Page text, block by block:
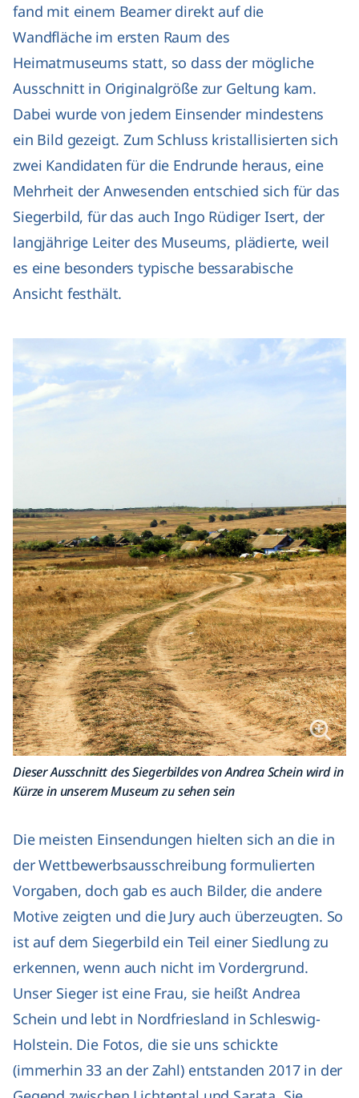
fand mit einem Beamer direkt auf die
Wandfläche im ersten Raum des
Heimatmuseums statt, so dass der mögliche
Ausschnitt in Originalgröße zur Geltung kam.
Dabei wurde von jedem Einsender mindestens
ein Bild gezeigt. Zum Schluss kristallisierten sich
zwei Kandidaten für die Endrunde heraus, eine
Mehrheit der Anwesenden entschied sich für das
Siegerbild, für das auch Ingo Rüdiger Isert, der
langjährige Leiter des Museums, plädierte, weil
es eine besonders typische bessarabische
Ansicht festhält.
Dieser Ausschnitt des Siegerbildes von Andrea Schein wird in
Kürze in unserem Museum zu sehen sein
Die meisten Einsendungen hielten sich an die in
der Wettbewerbsausschreibung formulierten
Vorgaben, doch gab es auch Bilder, die andere
Motive zeigten und die Jury auch überzeugten. So
ist auf dem Siegerbild ein Teil einer Siedlung zu
erkennen, wenn auch nicht im Vordergrund.
Unser Sieger ist eine Frau, sie heißt Andrea
Schein und lebt in Nordfriesland in Schleswig-
Holstein. Die Fotos, die sie uns schickte
(immerhin 33 an der Zahl) entstanden 2017 in der